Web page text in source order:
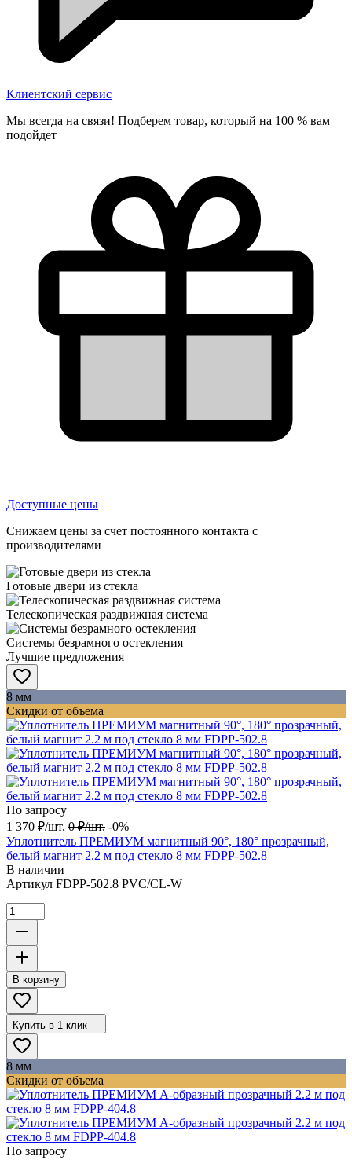
Клиентский сервис
Мы всегда на связи! Подберем товар, который на 100 % вам
подойдет
Доступные цены
Снижаем цены за счет постоянного контакта с
производителями
Готовые двери из стекла
Телескопическая раздвижная система
Системы безрамного остекления
Лучшие предложения
8 мм
Скидки от объема
По запросу
1 370 ₽/шт. 0 ₽/шт. -0%
Уплотнитель ПРЕМИУМ магнитный 90°, 180° прозрачный,
белый магнит 2.2 м под стекло 8 мм FDPP-502.8
В наличии
Артикул FDPP-502.8 PVC/CL-W
В корзину
Купить в 1 клик
8 мм
Скидки от объема
По запросу